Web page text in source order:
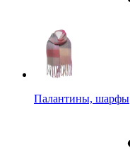
Палантины, шарфы